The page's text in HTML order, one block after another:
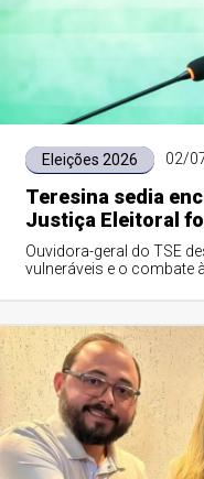
Eleições 2026 02/
Teresina sedia
Justiça Eleitoral
Ouvidora-geral do TSE
vulneráveis e o combate